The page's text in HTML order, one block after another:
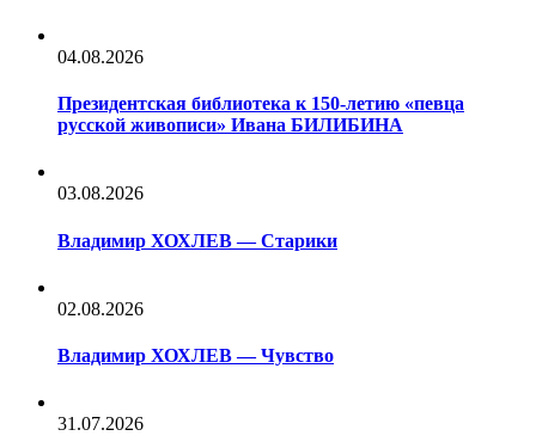
04.08.2026
Президентская библиотека к 150-летию «певца
русской живописи» Ивана БИЛИБИНА
03.08.2026
Владимир ХОХЛЕВ — Старики
02.08.2026
Владимир ХОХЛЕВ — Чувство
31.07.2026